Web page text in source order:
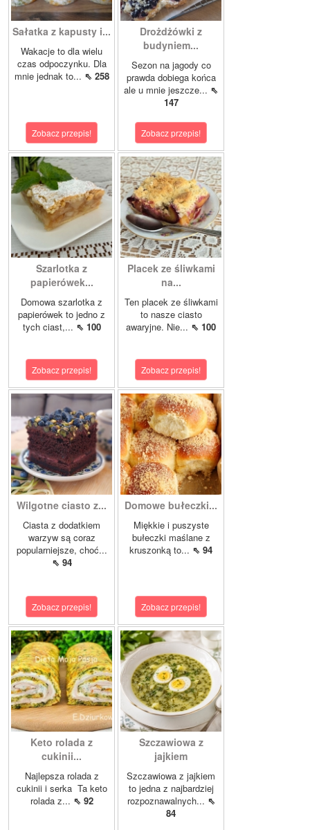
Sałatka z kapusty i...
Wakacje to dla wielu
czas odpoczynku. Dla
mnie jednak to... ⇖ 258
Zobacz przepis!
Drożdżówki z
budyniem...
Sezon na jagody co
prawda dobiega końca
ale u mnie jeszcze... ⇖
147
Zobacz przepis!
Szarlotka z
papierówek...
Domowa szarlotka z
papierówek to jedno z
tych ciast,... ⇖ 100
Zobacz przepis!
Placek ze śliwkami
na...
Ten placek ze śliwkami
to nasze ciasto
awaryjne. Nie... ⇖ 100
Zobacz przepis!
Wilgotne ciasto z...
Ciasta z dodatkiem
warzyw są coraz
popularniejsze, choć...
⇖ 94
Zobacz przepis!
Domowe bułeczki...
Miękkie i puszyste
bułeczki maślane z
kruszonką to... ⇖ 94
Zobacz przepis!
Keto rolada z
cukinii...
Najlepsza rolada z
cukinii i serka Ta keto
rolada z... ⇖ 92
Szczawiowa z
jajkiem
Szczawiowa z jajkiem
to jedna z najbardziej
rozpoznawalnych... ⇖
84